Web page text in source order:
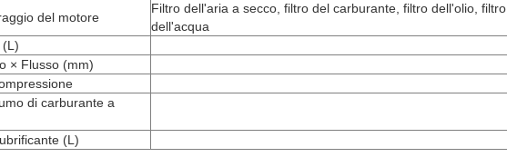
del motore
Filtro dell'aria a secco, filtro del carburante, filtro dell'olio, filtro
dell'acqua
(L)
× Flusso (mm)
di carburante a
(L)